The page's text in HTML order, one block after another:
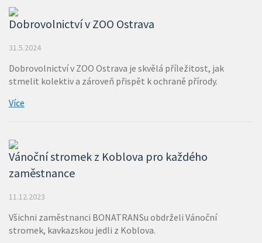
Dobrovolnictví v ZOO Ostrava
31.5.2024
Dobrovolnictví v ZOO Ostrava je skvělá příležitost, jak
stmelit kolektiv a zároveň přispět k ochraně přírody.
Více
Vánoční stromek z Koblova pro každého
zaměstnance
11.12.2023
Všichni zaměstnanci BONATRANSu obdrželi Vánoční
stromek, kavkazskou jedli z Koblova.